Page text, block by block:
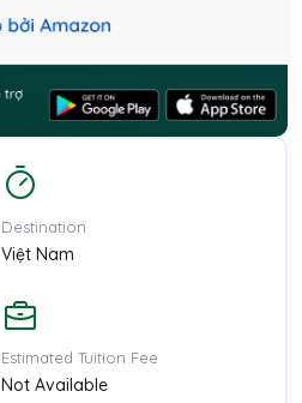
Destination
Việt Nam
Estimated Tuition Fee
Not Available